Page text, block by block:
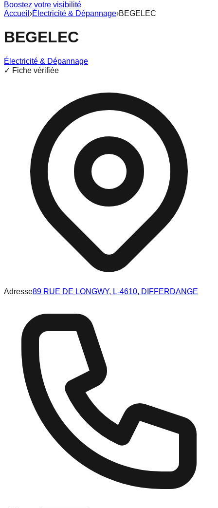
Boostez votre visibilité
Accueil ›Électricité & Dépannage›BEGELEC
BEGELEC
Électricité & Dépannage
✓ Fiche vérifiée
Adresse89 RUE DE LONGWY, L-4610, DIFFERDANGE